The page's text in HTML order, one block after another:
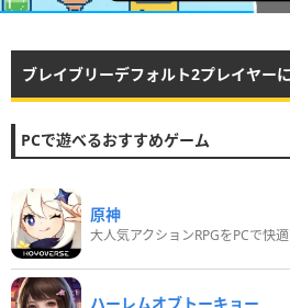
ブレイブリーデフォルト2プレイヤー
PCで遊べるおすすめゲーム
原神
大人気アクションRPGをPCで快適
ハーレムオブトーキョー